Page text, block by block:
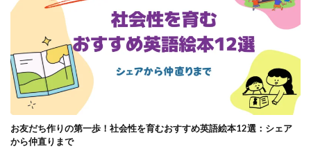
お友だち作りの第一歩！社会性を育むおすすめ英語絵本12選：シェア
から仲直りまで